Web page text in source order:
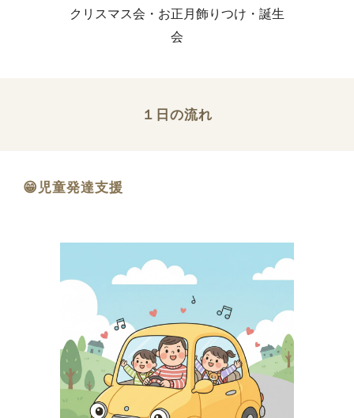
クリスマス会・お正月飾りつけ・誕生
会
１日の流れ
😁児童発達支援